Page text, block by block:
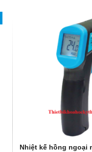
Nhiệt kế hồng ngoại